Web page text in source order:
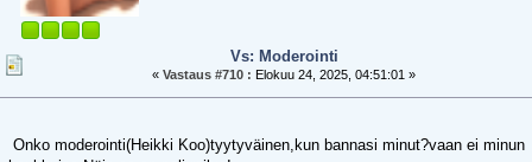
Vs: Moderointi
«Vastaus #710 : Elokuu 24, 2025, 04:51:01 »
Onko moderointi(Heikki Koo)tyytyväinen,kun bannasi minut?vaan ei minun